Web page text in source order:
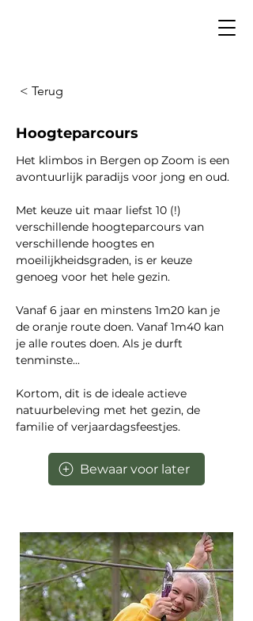
< Terug
Hoogteparcours
Het klimbos in Bergen op Zoom is een
avontuurlijk paradijs voor jong en oud.
Met keuze uit maar liefst 10 (!)
verschillende hoogteparcours van
verschillende hoogtes en
moeilijkheidsgraden, is er keuze
genoeg voor het hele gezin.
Vanaf 6 jaar en minstens 1m20 kan je
de oranje route doen. Vanaf 1m40 kan
je alle routes doen. Als je durft
tenminste...
Kortom, dit is de ideale actieve
natuurbeleving met het gezin, de
familie of verjaardagsfeestjes.
Bewaar voor later